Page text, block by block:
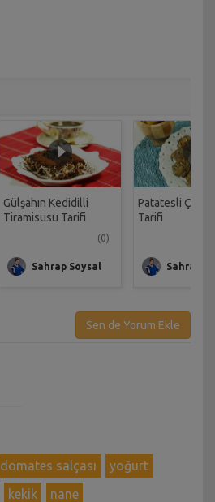
Gülşahın Kedidilli
Tiramisusu Tarifi
(0)
Sahrap Soysal
Patatesli Çıtır
Tarifi
Sahrap
Sen de Yorum Ekle
domates salçası
yoğurt
kekik nane